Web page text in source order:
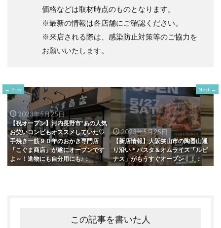
価格などは取材時点のものとなります。
※最新の情報は各店舗にご確認ください。
※来店される際は、感染防止対策等のご協力を
お願いいたします。
Prev
2023年5月25日
【祝オープン】河内長野市*あの人気
お笑いコンビもオススメしていた♡
手焼き一筋９０年のおかき専門店
「こぐま商店」が遂にオープンです
よ～！進物にも自分用にも♪：
Next
2023年5月25日
【新店情報】大阪狭山市の陶器山通
り沿い＊パスタ＆オムライス「ルピ
ナス」がもうすぐオープン！！：
この記事を書いた人